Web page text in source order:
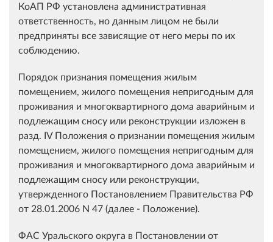
КоАП РФ установлена административная
ответственность, но данным лицом не были
предприняты все зависящие от него меры по их
соблюдению.
Порядок признания помещения жилым
помещением, жилого помещения непригодным для
проживания и многоквартирного дома аварийным и
подлежащим сносу или реконструкции изложен в
разд. IV Положения о признании помещения жилым
помещением, жилого помещения непригодным для
проживания и многоквартирного дома аварийным и
подлежащим сносу или реконструкции,
утвержденного Постановлением Правительства РФ
от 28.01.2006 N 47 (далее - Положение).
ФАС Уральского округа в Постановлении от